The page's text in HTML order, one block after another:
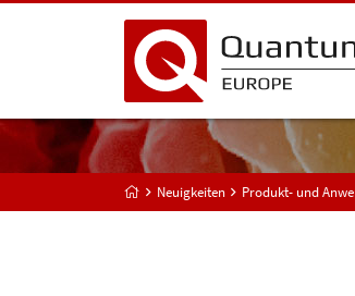
Neuigkeiten Produkt- und